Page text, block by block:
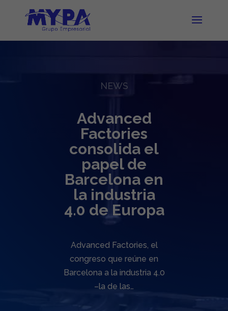
NEWS
Advanced
Factories
consolida el
papel de
Barcelona en
la industria
4.0 de Europa
Advanced Factories, el
congreso que reúne en
Barcelona a la industria 4.0
–la de las…